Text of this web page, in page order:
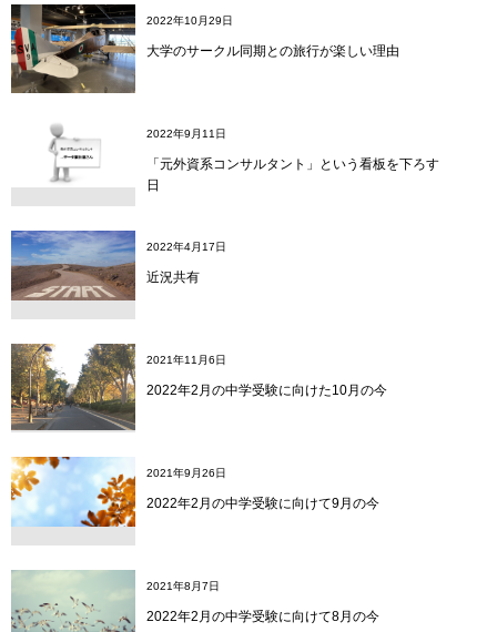
2022年10月29日
大学のサークル同期との旅行が楽しい理由
2022年9月11日
「元外資系コンサルタント」という看板を下ろす
日
2022年4月17日
近況共有
2021年11月6日
2022年2月の中学受験に向けた10月の今
2021年9月26日
2022年2月の中学受験に向けて9月の今
2021年8月7日
2022年2月の中学受験に向けて8月の今